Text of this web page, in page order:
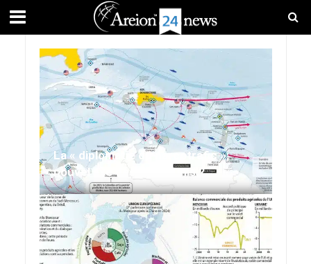
La « diplomatie du narcotrafic »,
nouvel axe des États-Unis ?